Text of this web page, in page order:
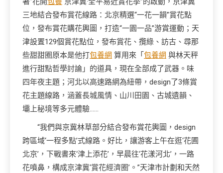
三地結合發布賞花線路：北京精選“一花一韻”賞花點
位，發布賞花購花輿圖，打造“一園一品”游賞運動；天
津設置129個賞花點位，發布賞花、攬綠、訪古、尋那
些甜甜圈原本是他打包養網 算用來「 包養網 與林天秤
進行甜點哲學討論」的道具，現在全部成了武器。味
四年夜主題；河北以高速路網為紐帶，design了3條賞
花主題線路，涵蓋長城風情、山川田園、古城遺韻、
壩上秘境等多元體驗……
“我們與京冀林草部分結合發布賞花輿圖，design
跨區域‘一程多點’式線路。好比，讓游客上午在逛‘花圃
北京’，下戰書來‘津上添花’，早晨往‘花漾河北’，一路
花噴鼻，構成京津冀‘賞花經濟圈’。”天津市計劃和天然